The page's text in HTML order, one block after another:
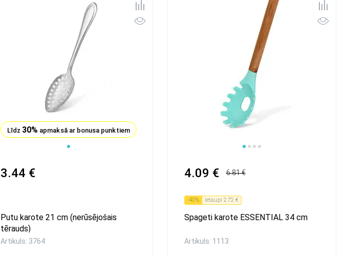
Līdz 30% apmaksā ar bonusa punktiem
3.44 €
Putu karote 21 cm (nerūsējošais
tērauds)
Artikuls: 3764
4.09 € 6.81 €
-40% Ietaupi 2.72 €
Spageti karote ESSENTIAL 34 cm
Artikuls: 1113